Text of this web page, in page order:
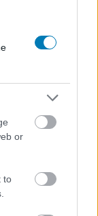
or
to